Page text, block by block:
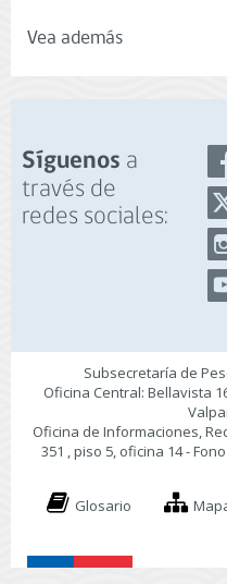
Vea además
Síguenos a
través de
redes sociales:
Subsecretaría de
Oficina Central: Bellavista
Oficina de Informaciones,
351 , piso 5, oficina 14 -
Glosario